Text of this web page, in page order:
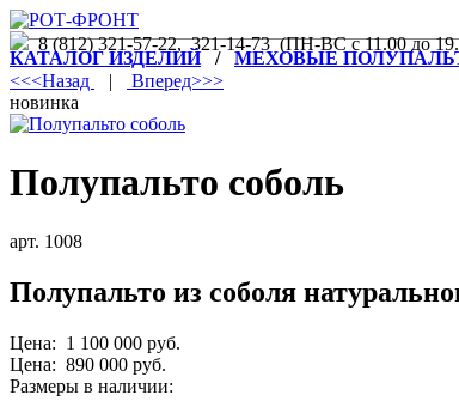
8 (812) 321-57-22, 321-14-73 (ПН-ВС с 11.00 до
КАТАЛОГ ИЗДЕЛИЙ/ МЕХОВЫЕ
<<<Назад
|
Вперед>>>
новинка
Полупальто соболь
арт. 1008
Полупальто из соболя
Цена: 1 100 000 руб.
Цена: 890 000 руб.
Размеры в наличии: